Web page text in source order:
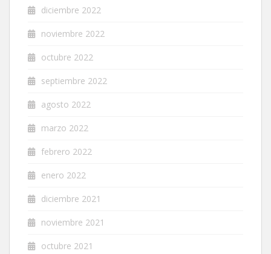
diciembre 2022
noviembre 2022
octubre 2022
septiembre 2022
agosto 2022
marzo 2022
febrero 2022
enero 2022
diciembre 2021
noviembre 2021
octubre 2021